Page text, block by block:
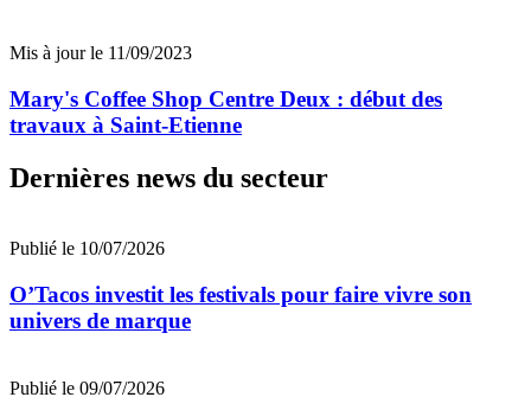
Mis à jour le 11/09/2023
Mary's Coffee Shop Centre Deux : début des
travaux à Saint-Etienne
Dernières news du secteur
Publié le 10/07/2026
O’Tacos investit les festivals pour faire vivre son
univers de marque
Publié le 09/07/2026